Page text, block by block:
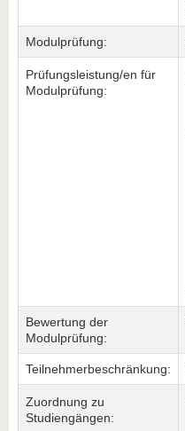
Modulprüfung:
Prüfungsleistung/en für
Modulprüfung:
Bewertung der
Modulprüfung:
Teilnehmerbeschränkung:
Zuordnung zu
Studiengängen: